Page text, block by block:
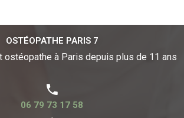
OSTÉOPATHE PARIS 7
ostéopathe à Paris depuis plus de 11 ans
06 79 73 17 58